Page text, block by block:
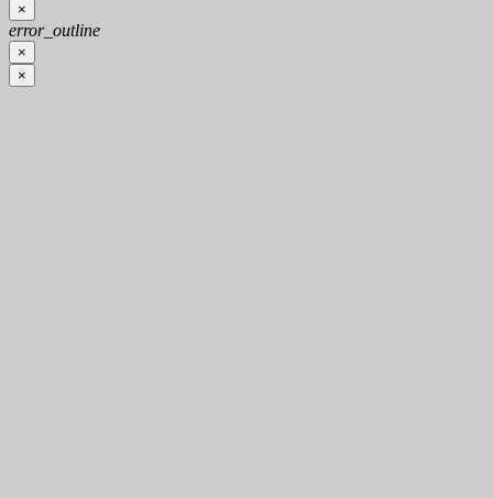
×
error_outline
×
×